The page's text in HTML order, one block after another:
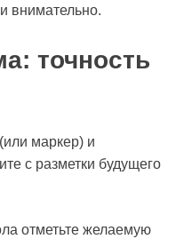
внимательно.
точность
маркер) и
с разметки будущего
отметьте желаемую